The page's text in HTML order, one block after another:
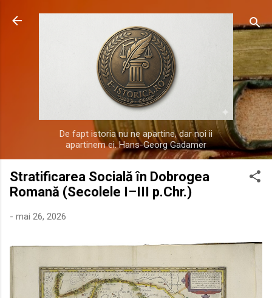
Treceți la conținutul principal
De fapt istoria nu ne apartine, dar noi ii
apartinem ei. Hans-Georg Gadamer
Stratificarea Socială în Dobrogea
Romană (Secolele I–III p.Chr.)
- mai 26, 2026